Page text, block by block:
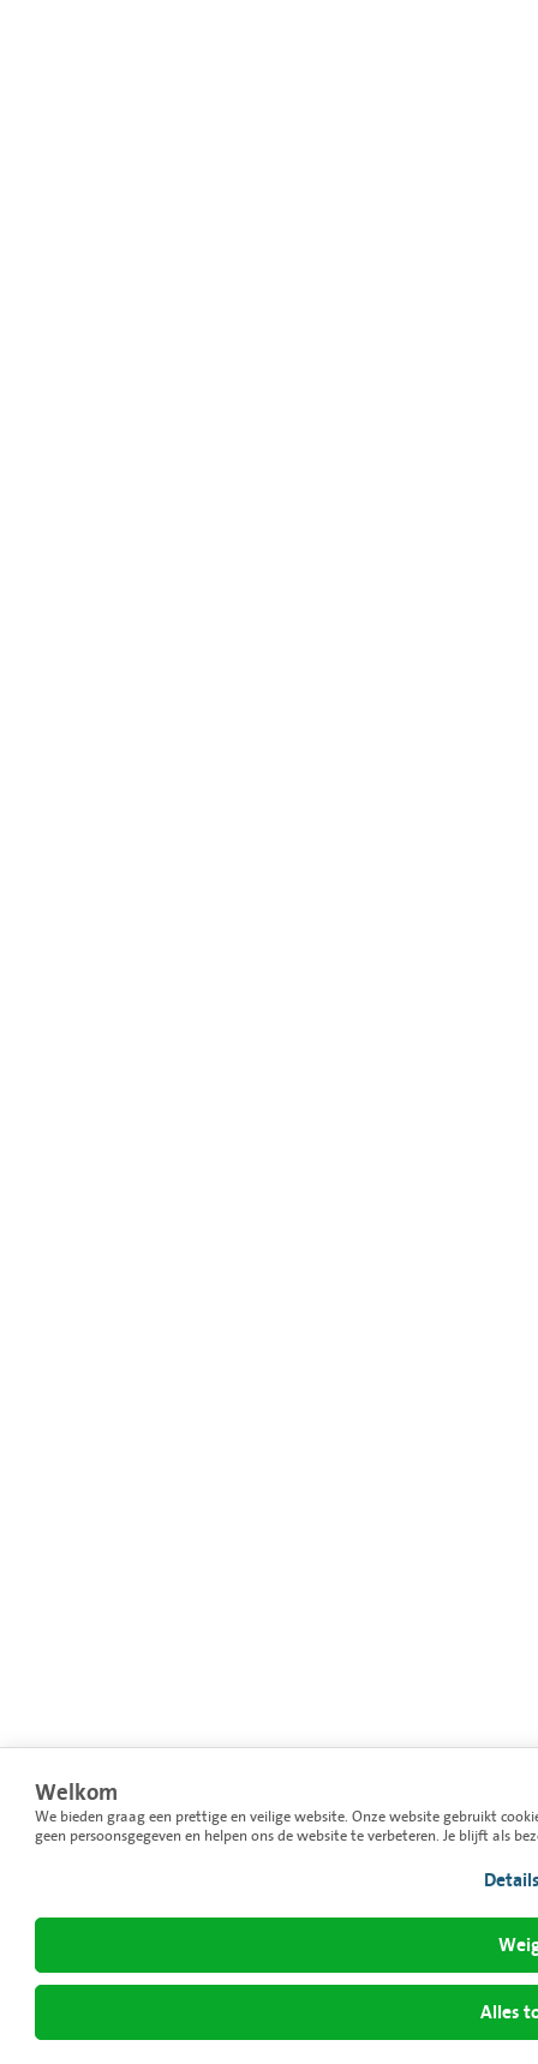
Welkom
We bieden graag een prettige en veilige website. Onze website gebruikt
geen persoonsgegeven en helpen ons de website te verbeteren. Je blijft als
Alles